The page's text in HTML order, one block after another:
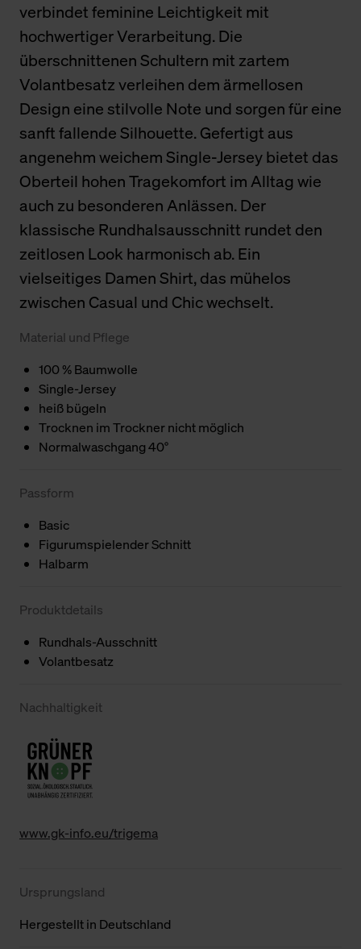
verbindet feminine Leichtigkeit mit
hochwertiger Verarbeitung. Die
überschnittenen Schultern mit zartem
Volantbesatz verleihen dem ärmellosen
Design eine stilvolle Note und sorgen für eine
sanft fallende Silhouette. Gefertigt aus
angenehm weichem Single-Jersey bietet das
Oberteil hohen Tragekomfort im Alltag wie
auch zu besonderen Anlässen. Der
klassische Rundhalsausschnitt rundet den
zeitlosen Look harmonisch ab. Ein
vielseitiges Damen Shirt, das mühelos
zwischen Casual und Chic wechselt.
Material und Pflege
100 % Baumwolle
Single-Jersey
heiß bügeln
Trocknen im Trockner nicht möglich
Normalwaschgang 40°
Passform
Basic
Figurumspielender Schnitt
Halbarm
Produktdetails
Rundhals-Ausschnitt
Volantbesatz
Nachhaltigkeit
www.gk-info.eu/trigema
Ursprungsland
Hergestellt in Deutschland